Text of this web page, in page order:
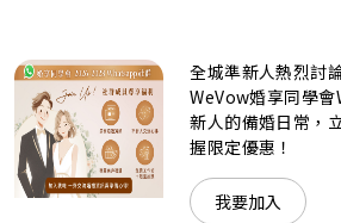
準新人的個性及預算﹔保證為您打造夢寐以求的
賓客永誌難忘！
全城準新人熱烈討
WeVow婚享同學
新人的備婚日常，
握限定優惠！
我要加入